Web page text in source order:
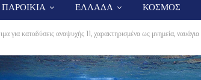
ΠΑΡΟΙΚΙΑ ΕΛΛΑΔΑ ΚΟΣΜΟΣ
για καταδύσεις αναψυχής 11, χαρακτηρισμένα ως μνημεία, ναυάγια